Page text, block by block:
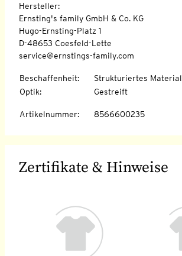
Hersteller:
Ernsting's family GmbH & Co. KG
Hugo-Ernsting-Platz 1
D-48653 Coesfeld-Lette
service@ernstings-family.com
Beschaffenheit:
Strukturiertes Material
Optik: Gestreift
Artikelnummer: 8566600235
Zertifikate & Hinweise